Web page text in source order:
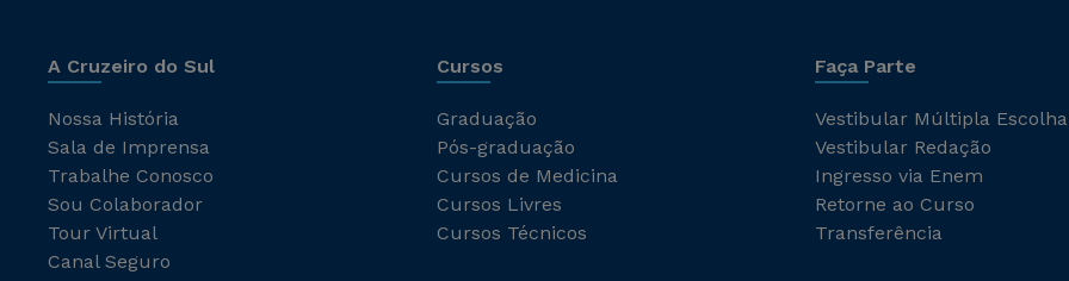
A Cruzeiro do Sul
Nossa História
Sala de Imprensa
Trabalhe Conosco
Sou Colaborador
Tour Virtual
Canal Seguro
Cursos
Graduação
Pós-graduação
Cursos de Medicina
Cursos Livres
Cursos Técnicos
Faça Parte
Vestibular Múltipla Escolha
Vestibular Redação
Ingresso via Enem
Retorne ao Curso
Transferência